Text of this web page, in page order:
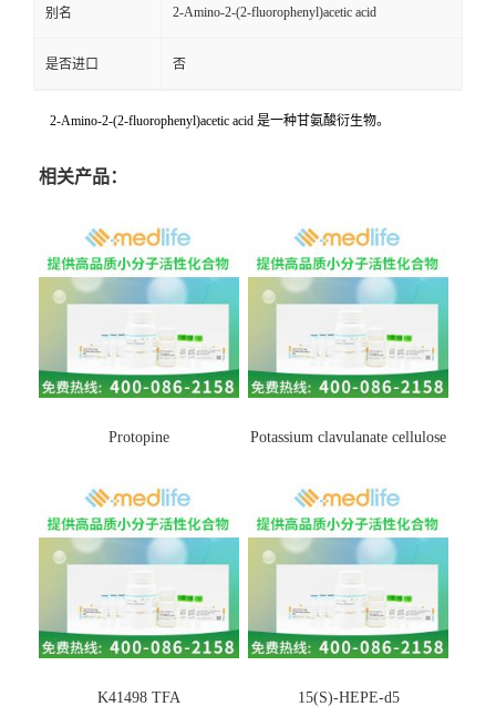
别名 2-Amino-2-(2-fluorophenyl)acetic acid
是否进口 否
2-Amino-2-(2-fluorophenyl)acetic acid 是一种甘氨酸衍生物。
相关产品：
Protopine Potassium clavulanate cellulose
K41498 TFA 15(S)-HEPE-d5